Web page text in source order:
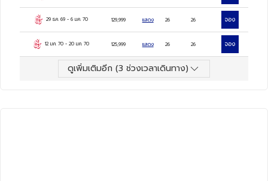
อียิปต์, ป้อมปราการ CITADEL, สุเหร่าแห่งโมฮัม
เม็ดอาลี, ตลาดข่านเอลคาลีลี
5
29 ธ.ค. 69 -6 ม.ค. 70 129,999 แสดง 26 26 จอง
12 ม.ค. 70 -20 ม.ค. 70 125,999 แสดง 26 26 จอง
ดูเพิ่มเติมอีก (3 ช่วงเวลาเดินทาง)